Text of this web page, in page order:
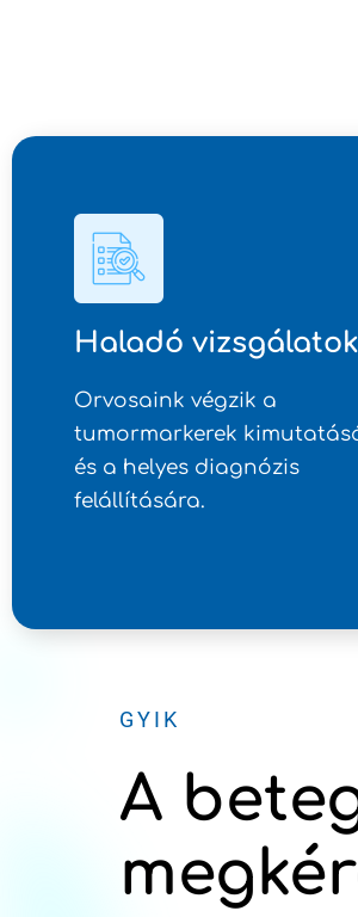
Haladó vizsgálatok
Orvosaink végzik a
tumormarkerek
és a helyes diagnózis
felállítására.
GYIK
A